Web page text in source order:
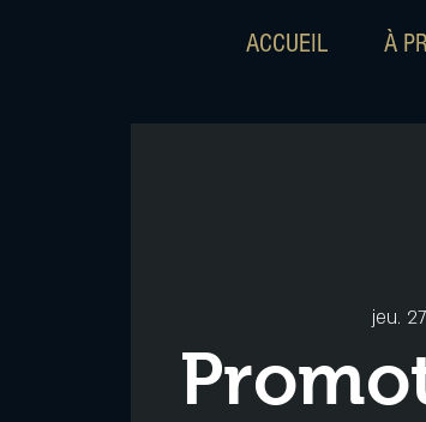
ACCUEIL À
jeu.